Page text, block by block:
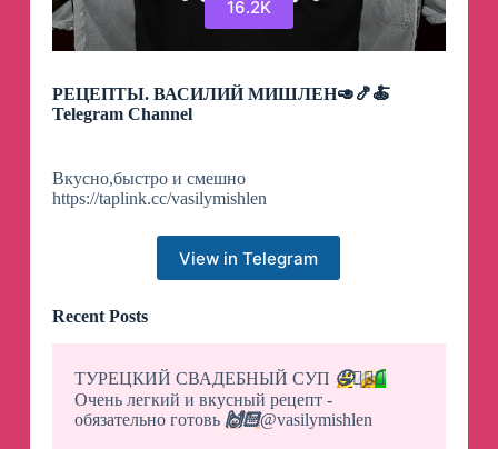
16.2K
РЕЦЕПТЫ. ВАСИЛИЙ МИШЛЕН🥑🍤🍝
Telegram Channel
Вкусно,быстро и смешно
https://taplink.cc/vasilymishlen
View in Telegram
Recent Posts
ТУРЕЦКИЙ СВАДЕБНЫЙ СУП 🤤👰‍♀️✅
Очень легкий и вкусный рецепт -
обязательно готовь 🙌🏻@vasilymishlen